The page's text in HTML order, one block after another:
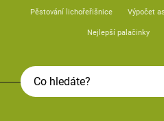
Pěstování lichořeřišnice Výpočet
Nejlepší palačinky